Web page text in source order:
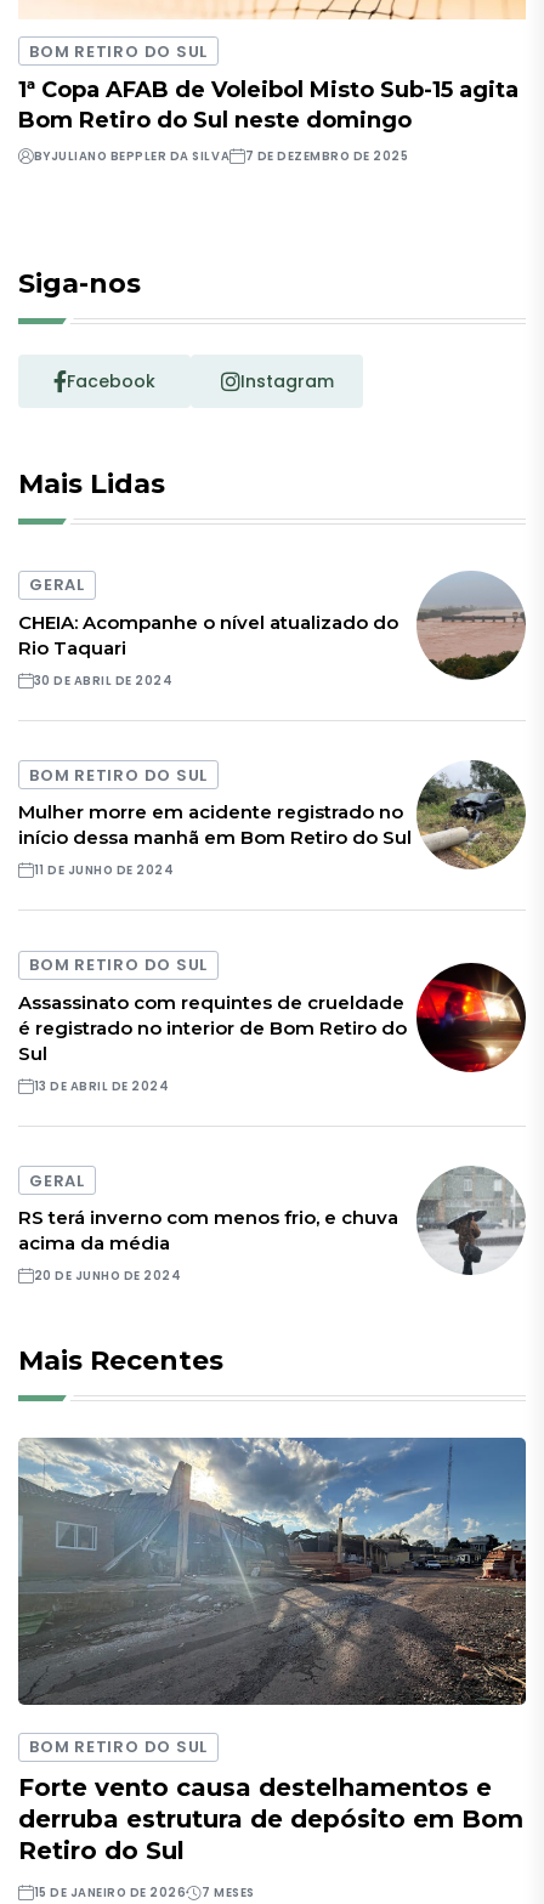
BOM RETIRO DO SUL
1ª Copa AFAB de Voleibol Misto Sub-15 agita
Bom Retiro do Sul neste domingo
BYJULIANO BEPPLER DA SILVA 7 DE DEZEMBRO DE 2025
Siga-nos
Facebook Instagram
Mais Lidas
GERAL
CHEIA: Acompanhe o nível atualizado do
Rio Taquari
30 DE ABRIL DE 2024
BOM RETIRO DO SUL
Mulher morre em acidente registrado no
início dessa manhã em Bom Retiro do Sul
11 DE JUNHO DE 2024
BOM RETIRO DO SUL
Assassinato com requintes de crueldade
é registrado no interior de Bom Retiro do
Sul
13 DE ABRIL DE 2024
GERAL
RS terá inverno com menos frio, e chuva
acima da média
20 DE JUNHO DE 2024
Mais Recentes
BOM RETIRO DO SUL
Forte vento causa destelhamentos e
derruba estrutura de depósito em Bom
Retiro do Sul
15 DE JANEIRO DE 2026 7 MESES